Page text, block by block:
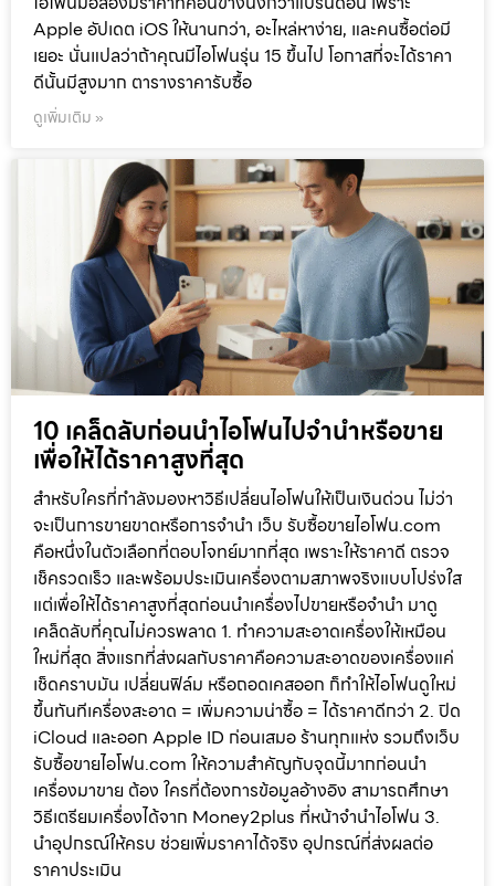
Apple อัปเดต iOS ให้นานกว่า, อะไหล่หาง่าย, และคนซื้อต่อมี
เยอะ นั่นแปลว่าถ้าคุณมีไอโฟนรุ่น 15 ขึ้นไป โอกาสที่จะได้ราคา
ดีนั้นมีสูงมาก ตารางราคารับซื้อ
ดูเพิ่มเติม »
10 เคล็ดลับก่อนนำไอโฟนไปจำนำหรือขาย
เพื่อให้ได้ราคาสูงที่สุด
สำหรับใครที่กำลังมองหาวิธีเปลี่ยนไอโฟนให้เป็นเงินด่วน ไม่ว่า
จะเป็นการขายขาดหรือการจำนำ เว็บ รับซื้อขายไอโฟน.com
คือหนึ่งในตัวเลือกที่ตอบโจทย์มากที่สุด เพราะให้ราคาดี ตรวจ
เช็ครวดเร็ว และพร้อมประเมินเครื่องตามสภาพจริงแบบโปร่งใส
แต่เพื่อให้ได้ราคาสูงที่สุดก่อนนำเครื่องไปขายหรือจำนำ มาดู
เคล็ดลับที่คุณไม่ควรพลาด 1. ทำความสะอาดเครื่องให้เหมือน
ใหม่ที่สุด สิ่งแรกที่ส่งผลกับราคาคือความสะอาดของเครื่องแค่
เช็ดคราบมัน เปลี่ยนฟิล์ม หรือถอดเคสออก ก็ทำให้ไอโฟนดูใหม่
ขึ้นทันทีเครื่องสะอาด = เพิ่มความน่าซื้อ = ได้ราคาดีกว่า 2. ปิด
iCloud และออก Apple ID ก่อนเสมอ ร้านทุกแห่ง รวมถึงเว็บ
รับซื้อขายไอโฟน.com ให้ความสำคัญกับจุดนี้มากก่อนนำ
เครื่องมาขาย ต้อง ใครที่ต้องการข้อมูลอ้างอิง สามารถศึกษา
วิธีเตรียมเครื่องได้จาก Money2plus ที่หน้าจำนำไอโฟน 3.
นำอุปกรณ์ให้ครบ ช่วยเพิ่มราคาได้จริง อุปกรณ์ที่ส่งผลต่อ
ราคาประเมิน